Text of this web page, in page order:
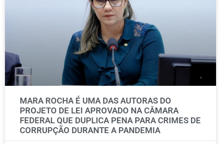
MARA ROCHA É UMA DAS AUTORAS DO
PROJETO DE LEI APROVADO NA CÂMARA
FEDERAL QUE DUPLICA PENA PARA CRIMES DE
CORRUPÇÃO DURANTE A PANDEMIA